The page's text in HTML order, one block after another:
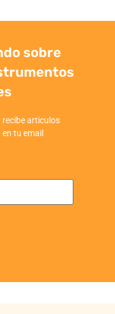
sobre
recibe articulos
tu email